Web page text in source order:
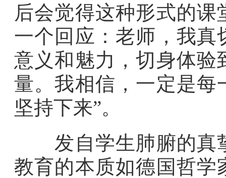
后会觉得这种形式的
一个回应：老师，我真
意义和魅力，切身体验
量。我相信，一定是每
坚持下来”。
发自学生肺腑的真
教育的本质如德国哲学